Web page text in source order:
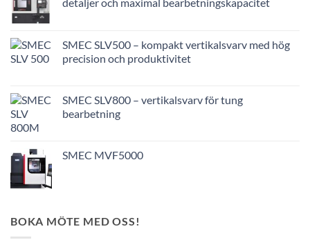
SMEC SLV500 – kompakt vertikalsvarv med hög
precision och produktivitet
SMEC SLV800 – vertikalsvarv för tung
bearbetning
SMEC MVF5000
BOKA MÖTE MED OSS!